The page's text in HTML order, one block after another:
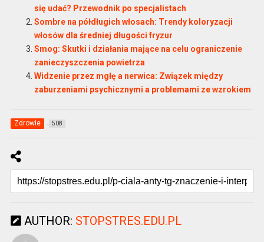
się udać? Przewodnik po specjalistach
Sombre na półdługich włosach: Trendy koloryzacji
włosów dla średniej długości fryzur
Smog: Skutki i działania mające na celu ograniczenie
zanieczyszczenia powietrza
Widzenie przez mgłę a nerwica: Związek między
zaburzeniami psychicznymi a problemami ze wzrokiem
Zdrowie 508
AUTHOR: STOPSTRES.EDU.PL